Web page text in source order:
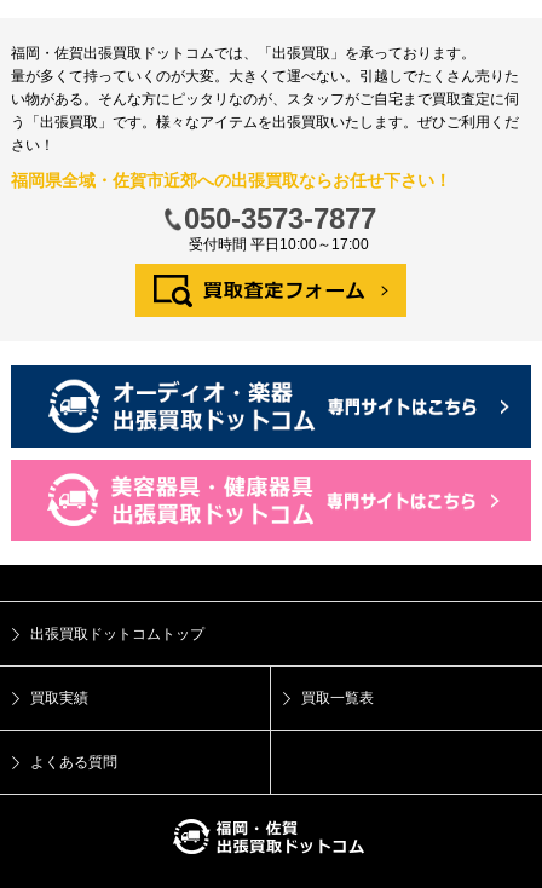
福岡・佐賀出張買取ドットコムでは、「出張買取」を承っております。
量が多くて持っていくのが大変。大きくて運べない。引越しでたくさん売りた
い物がある。そんな方にピッタリなのが、スタッフがご自宅まで買取査定に伺
う「出張買取」です。様々なアイテムを出張買取いたします。ぜひご利用くだ
さい！
福岡県全域・佐賀市近郊への出張買取ならお任せ下さい！
050-3573-7877
受付時間 平日10:00～17:00
出張買取ドットコムトップ
買取実績 買取一覧表
よくある質問